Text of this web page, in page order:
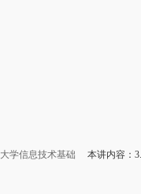
大学信息技术基础 本讲内容：